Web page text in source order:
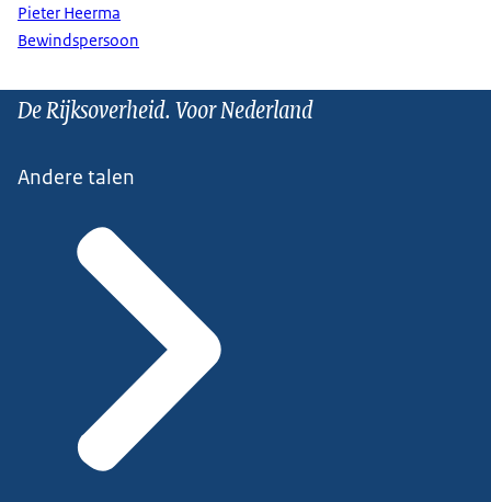
Pieter Heerma
Bewindspersoon
De Rijksoverheid. Voor Nederland
Andere talen